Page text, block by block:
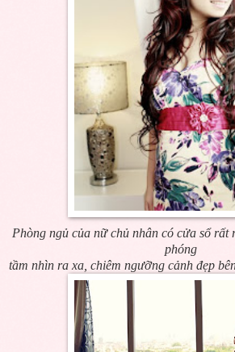
Phòng ngủ của nữ chủ nhân có cửa sổ rất
phóng
tầm nhìn ra xa, chiêm ngưỡng cảnh đẹp